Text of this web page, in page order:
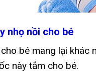
nhọ nồi cho bé
bé mang lại
này tắm cho bé.